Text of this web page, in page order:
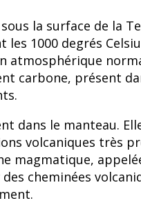
la surface de la
1000 degrés
atmosphérique
carbone, présent
dans le manteau.
volcaniques très
magmatique,
cheminées